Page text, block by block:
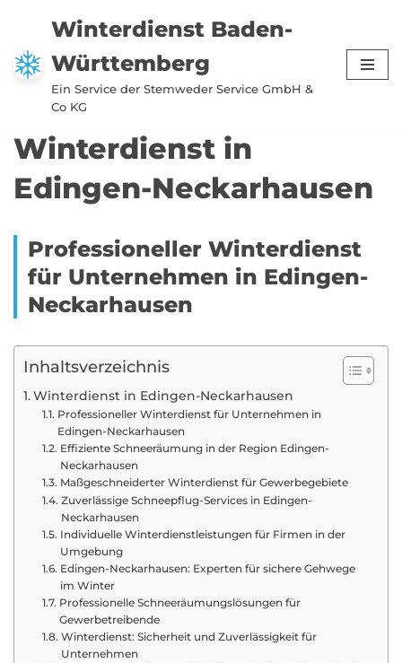
Zum
Inhalt
springen
Winterdienst Baden-
Württemberg
Ein Service der Stemweder Service GmbH &
Co KG
Winterdienst in
Edingen-Neckarhausen
Professioneller Winterdienst
für Unternehmen in Edingen-
Neckarhausen
Inhaltsverzeichnis
Winterdienst in Edingen-Neckarhausen
Professioneller Winterdienst für Unternehmen in
Edingen-Neckarhausen
Effiziente Schneeräumung in der Region Edingen-
Neckarhausen
Maßgeschneiderter Winterdienst für Gewerbegebiete
Zuverlässige Schneepflug-Services in Edingen-
Neckarhausen
Individuelle Winterdienstleistungen für Firmen in der
Umgebung
Edingen-Neckarhausen: Experten für sichere Gehwege
im Winter
Professionelle Schneeräumungslösungen für
Gewerbetreibende
Winterdienst: Sicherheit und Zuverlässigkeit für
Unternehmen